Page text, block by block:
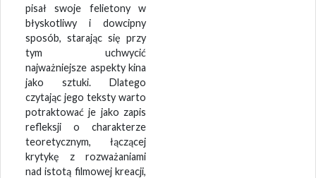
pisał swoje felietony w
błyskotliwy i dowcipny
sposób, starając się przy
tym uchwycić
najważniejsze aspekty kina
jako sztuki. Dlatego
czytając jego teksty warto
potraktować je jako zapis
refleksji o charakterze
teoretycznym, łączącej
krytykę z rozważaniami
nad istotą filmowej kreacji,